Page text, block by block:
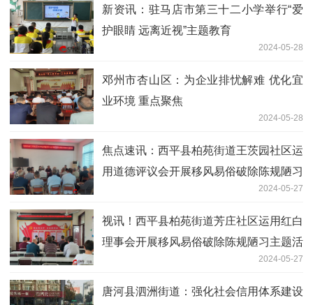
新资讯：驻马店市第三十二小学举行“爱
护眼睛 远离近视”主题教育
2024-05-28
邓州市杏山区：为企业排忧解难 优化宜
业环境 重点聚焦
2024-05-28
焦点速讯：​西平县柏苑街道王茨园社区运
用道德评议会开展移风易俗破除陈规陋习
2024-05-27
视讯！​西平县柏苑街道芳庄社区运用红白
理事会开展移风易俗破除陈规陋习主题活
2024-05-27
唐河县泗洲街道：强化社会信用体系建设